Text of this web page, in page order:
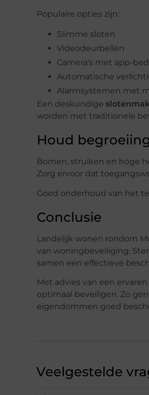
Populaire opties zijn:
Slimme sloten
Videodeurbellen
Camera’s met app-
Automatische
Alarmsystemen met
Een deskundige
worden met traditionele
Houd
Bomen, struiken en hoge
Zorg ervoor dat
Goed onderhoud van het
Conclusie
Landelijk wonen rondom
van woningbeveiliging.
samen een effectieve
Met advies van een ervaren
optimaal beveiligen. Zo
eigendommen goed
Veelgestelde